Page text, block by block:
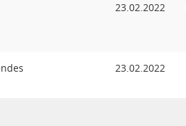
23.02.2022
23.02.2022